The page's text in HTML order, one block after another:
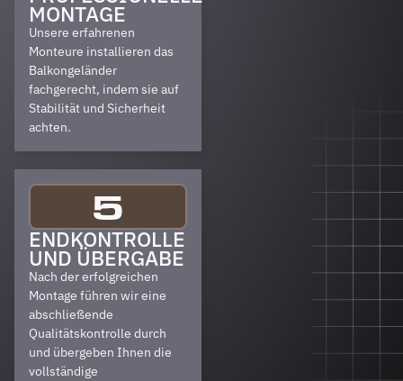
MONTAGE
Unsere erfahrenen
Monteure installieren das
Balkongeländer
fachgerecht, indem sie auf
Stabilität und Sicherheit
achten.
5
ENDKONTROLLE
UND ÜBERGABE
Nach der erfolgreichen
Montage führen wir eine
abschließende
Qualitätskontrolle durch
und übergeben Ihnen die
vollständige